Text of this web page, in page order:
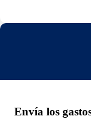
Envía los